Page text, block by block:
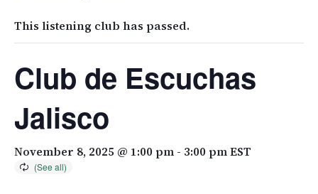
This listening club has passed.
Club de Escuchas
Jalisco
November 8, 2025 @ 1:00 pm - 3:00 pmEST